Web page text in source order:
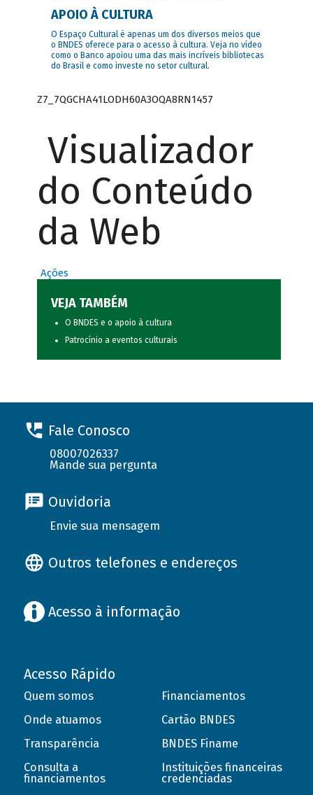
APOIO À CULTURA
O Espaço Cultural é apenas um dos diversos meios que
o BNDES oferece para o acesso à cultura. Veja no vídeo
como o Banco apoiou uma das mais incríveis bibliotecas
do Brasil e como investe no setor cultural.
Z7_7QGCHA41LODH60A3OQA8RN1457
Visualizador
do Conteúdo
da Web
Ações
VEJA TAMBÉM
O BNDES e o apoio à cultura
Patrocínio a eventos culturais
Fale Conosco
08007026337
Mande sua pergunta
Ouvidoria
Envie sua mensagem
Outros telefones e endereços
Acesso à informação
Acesso Rápido
Quem somos
Onde atuamos
Transparência
Consulta a
financiamentos
Financiamentos
Cartão BNDES
BNDES Finame
Instituições financeiras
credenciadas